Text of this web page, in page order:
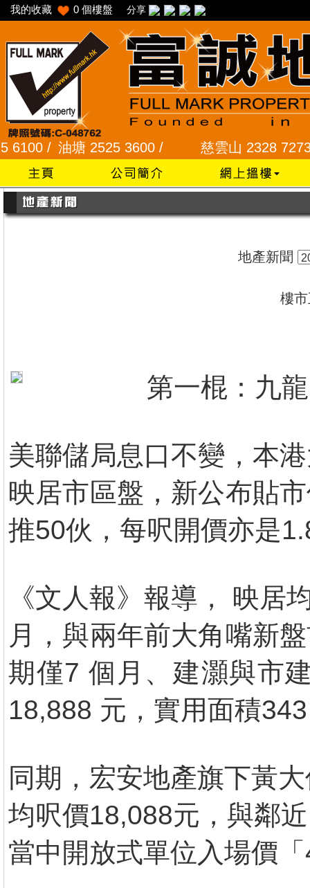
我的收藏 0 個樓盤 分享
/ 油塘 2525 3600 / 慈雲山 2328 7273 / 龍
地產新聞
樓
第一棍：九
美聯儲局息口不變，本
映居市區盤，新公布貼
推50伙，每呎開價亦是
《文人報》報導， 映居
月，與兩年前大角嘴新
期僅7 個月、建灝與市
18,888 元，實用面積
同期，宏安地產旗下黃
均呎價18,088元，與鄰
當中開放式單位入場價